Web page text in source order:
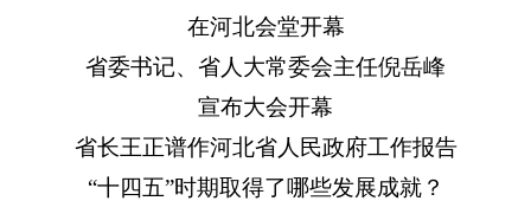
在河北会堂开幕
省委书记、省人大常委会主任倪岳峰
宣布大会开幕
省长王正谱作河北省人民政府工作报告
“十四五”时期取得了哪些发展成就？